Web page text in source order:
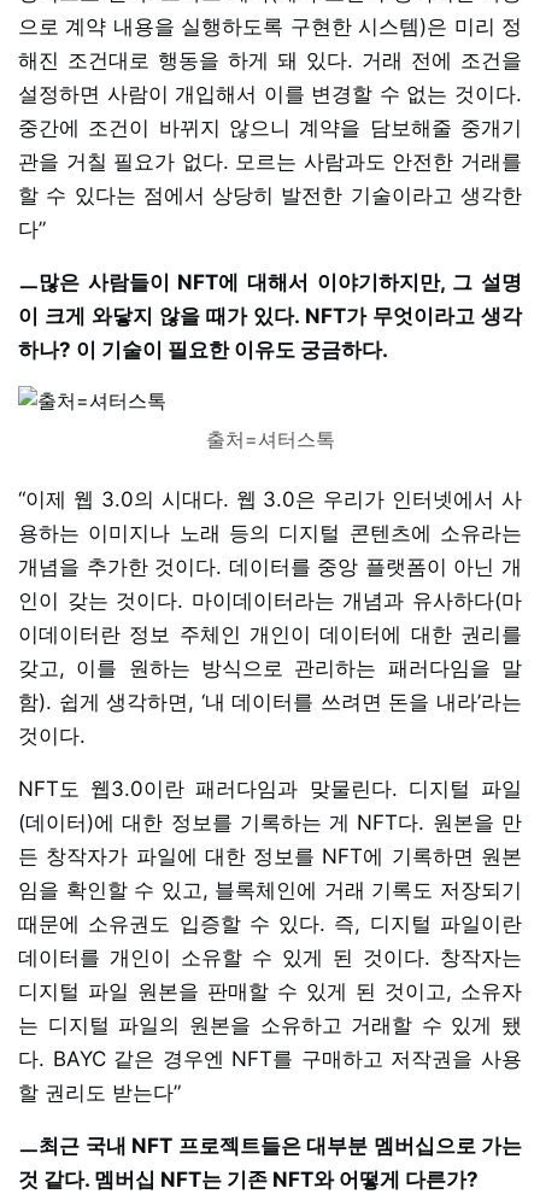
으로 계약 내용을 실행하도록 구현한 시스템)은 미리 정
해진 조건대로 행동을 하게 돼 있다. 거래 전에 조건을
설정하면 사람이 개입해서 이를 변경할 수 없는 것이다.
중간에 조건이 바뀌지 않으니 계약을 담보해줄 중개기
관을 거칠 필요가 없다. 모르는 사람과도 안전한 거래를
할 수 있다는 점에서 상당히 발전한 기술이라고 생각한
다”
ㅡ많은 사람들이 NFT에 대해서 이야기하지만, 그 설명
이 크게 와닿지 않을 때가 있다. NFT가 무엇이라고 생각
하나? 이 기술이 필요한 이유도 궁금하다.
출처=셔터스톡
“이제 웹 3.0의 시대다. 웹 3.0은 우리가 인터넷에서 사
용하는 이미지나 노래 등의 디지털 콘텐츠에 소유라는
개념을 추가한 것이다. 데이터를 중앙 플랫폼이 아닌 개
인이 갖는 것이다. 마이데이터라는 개념과 유사하다(마
이데이터란 정보 주체인 개인이 데이터에 대한 권리를
갖고, 이를 원하는 방식으로 관리하는 패러다임을 말
함). 쉽게 생각하면, ‘내 데이터를 쓰려면 돈을 내라’라는
것이다.
NFT도 웹3.0이란 패러다임과 맞물린다. 디지털 파일
(데이터)에 대한 정보를 기록하는 게 NFT다. 원본을 만
든 창작자가 파일에 대한 정보를 NFT에 기록하면 원본
임을 확인할 수 있고, 블록체인에 거래 기록도 저장되기
때문에 소유권도 입증할 수 있다. 즉, 디지털 파일이란
데이터를 개인이 소유할 수 있게 된 것이다. 창작자는
디지털 파일 원본을 판매할 수 있게 된 것이고, 소유자
는 디지털 파일의 원본을 소유하고 거래할 수 있게 됐
다. BAYC 같은 경우엔 NFT를 구매하고 저작권을 사용
할 권리도 받는다”
ㅡ최근 국내 NFT 프로젝트들은 대부분 멤버십으로 가는
것 같다. 멤버십 NFT는 기존 NFT와 어떻게 다른가?